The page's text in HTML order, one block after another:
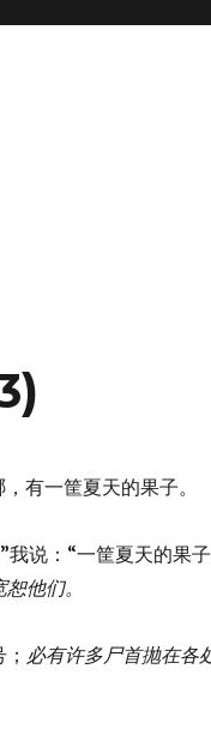
有一筐夏天的果子。
我说：“一筐夏天的果
他们。
必有许多尸首抛在各